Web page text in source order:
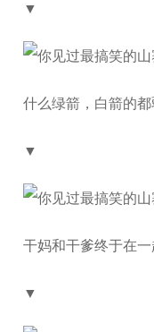
▼
什么绿箭，白箭的
▼
干妈和干爹终于在一
▼